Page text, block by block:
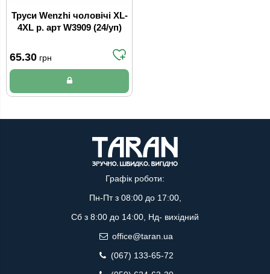
Труси Wenzhi чоловічі XL-
4XL р. арт W3909 (24/уп)
65.30 грн
Графік роботи:
Пн-Пт з 08:00 до 17:00,
Сб з 8:00 до 14:00, Нд- вихідний
office@taran.ua
(067) 133-65-72